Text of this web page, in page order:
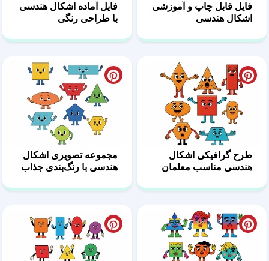
فایل قابل چاپ و آموزشی
اشکال هندسی
فایل آماده اشکال هندسی
با طراحی رنگی
طرح گرافیکی اشکال
هندسی مناسب معلمان
مجموعه تصویری اشکال
هندسی با رنگ‌بندی جذاب